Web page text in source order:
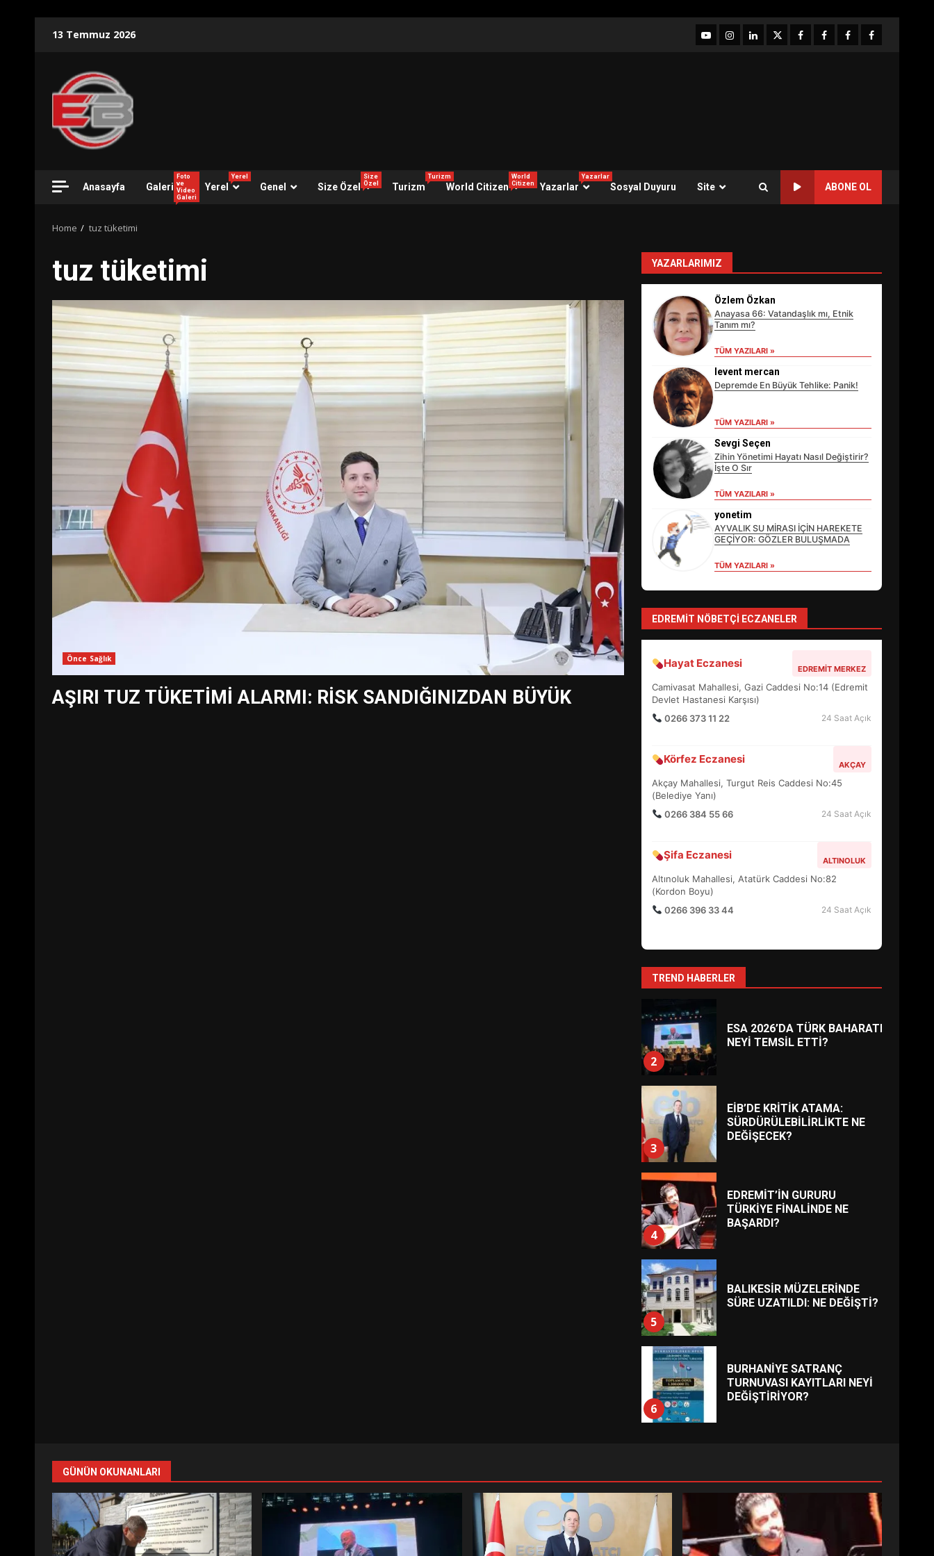
13 Temmuz 2026 YouTubeInstagram
LinkedIntwitterfacebook-Facebook-
Facebook-Facebook-
Anasayfa Galeri
Foto
ve
Video
Galeri
Yerel
Yerel
Genel Size Özel
Size
Özel
Turizm
Turizm
World Citizen
World
Citizen
Yazarlar
Yazarlar
Sosyal Duyuru Site ABONE OL
Home tuz tüketimi
tuz tüketimi
Önce Sağlık
AŞIRI TUZ TÜKETİMİ ALARMI: RİSK SANDIĞINIZDAN BÜYÜK
YAZARLARIMIZ
Özlem Özkan
Anayasa 66: Vatandaşlık mı, Etnik
Tanım mı?
TÜM YAZILARI »
levent mercan
Depremde En Büyük Tehlike: Panik!
TÜM YAZILARI »
Sevgi Seçen
Zihin Yönetimi Hayatı Nasıl Değiştirir?
İşte O Sır
TÜM YAZILARI »
yonetim
AYVALIK SU MİRASI İÇİN HAREKETE
GEÇİYOR: GÖZLER BULUŞMADA
TÜM YAZILARI »
EDREMIT NÖBETÇI ECZANELER
Hayat Eczanesi EDREMIT MERKEZ
Camivasat Mahallesi, Gazi Caddesi No:14 (Edremit
Devlet Hastanesi Karşısı)
0266 373 11 22
24 Saat Açık
Körfez Eczanesi AKÇAY
Akçay Mahallesi, Turgut Reis Caddesi No:45
(Belediye Yanı)
0266 384 55 66
24 Saat Açık
Şifa Eczanesi ALTINOLUK
Altınoluk Mahallesi, Atatürk Caddesi No:82
(Kordon Boyu)
0266 396 33 44
24 Saat Açık
TREND HABERLER
EİB’DE KRİTİK ATAMA:
SÜRDÜRÜLEBİLİRLİKTE NE
DEĞİŞECEK?
4
BAŞARDI?
5
BALIKESİR MÜZELERİNDE
SÜRE UZATILDI: NE DEĞİŞTİ?
6
BURHANİYE SATRANÇ
DEĞİŞTİRİYOR?
7
BURHANİYE
BELEDİYESPOR’DA YENİ
YÖNETİM NASIL ŞEKİLLENDİ?
1
HAREKETE GEÇİYOR: GÖZLER
2
ESA 2026’DA TÜRK BAHARATI
NEYİ TEMSİL ETTİ?
3
EİB’DE KRİTİK ATAMA:
SÜRDÜRÜLEBİLİRLİKTE NE
DEĞİŞECEK?
4
EDREMİT’İN GURURU
TÜRKİYE FİNALİNDE NE
BAŞARDI?
5
BALIKESİR MÜZELERİNDE
SÜRE UZATILDI: NE DEĞİŞTİ?
6
BURHANİYE SATRANÇ
TURNUVASI KAYITLARI NEYİ
DEĞİŞTİRİYOR?
7
YÖNETİM NASIL ŞEKİLLENDİ?
AYVALIK SU MİRASI İÇİN
GÜNÜN OKUNANLARI